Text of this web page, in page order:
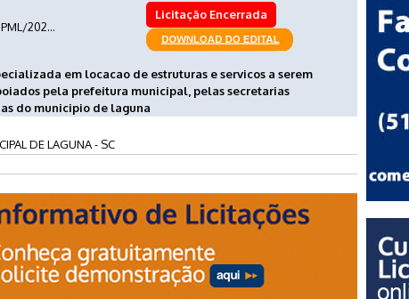
202...
Licitação Encerrada
em locacao de estruturas e servicos a serem
pela prefeitura municipal, pelas secretarias
do municipio de laguna
DE LAGUNA - SC